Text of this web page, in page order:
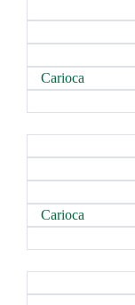
Carioca
Carioca